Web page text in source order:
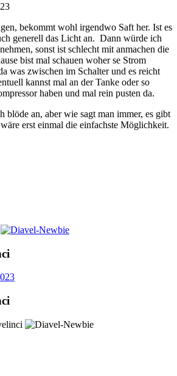
bekommt wohl irgendwo Saft her. Ist es
generell das Licht an. Dann würde ich
sonst ist schlecht mit anmachen die
bist mal schauen woher se Strom
was zwischen im Schalter und es reicht
kannst mal an der Tanke oder so
haben und mal rein pusten da.
blöde an, aber wie sagt man immer, es gibt
erst einmal die einfachste Möglichkeit.